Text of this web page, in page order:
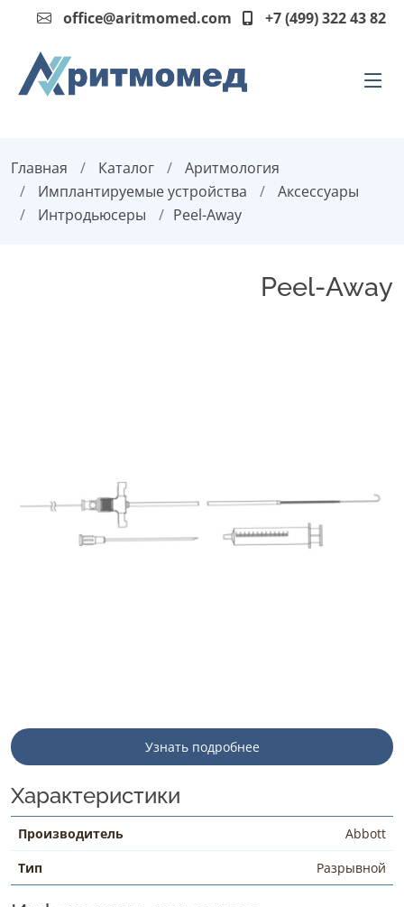
office@aritmomed.com +7 (499) 322 43 82
Главная Каталог
Аритмология
Имплантируемые устройства
Аксессуары
Интродьюсеры
Peel-Away
Peel-Away
Узнать подробнее
Характеристики
Производитель
Abbott
Тип
Разрывной